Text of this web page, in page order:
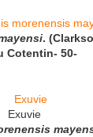
.
Cotentin- 50-
Exuvie